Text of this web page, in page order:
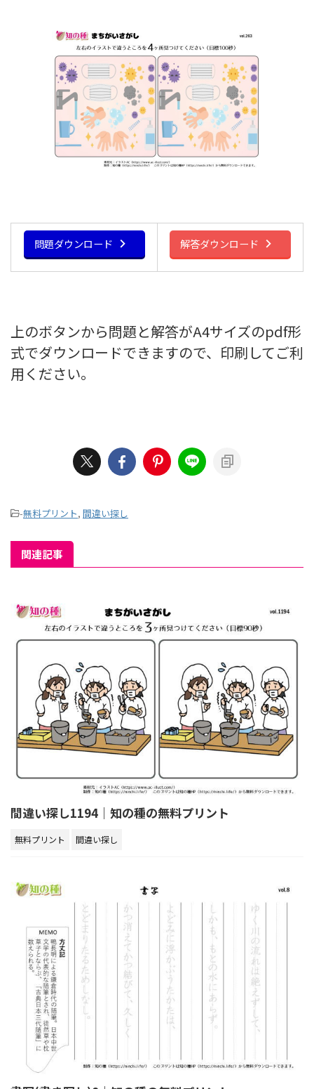
問題ダウンロード 解答ダウンロード
上のボタンから問題と解答がA4サイズのpdf形
式でダウンロードできますので、印刷してご利
用ください。
-無料プリント, 間違い探し
関連記事
間違い探し1194｜知の種の無料プリント
無料プリント 間違い探し